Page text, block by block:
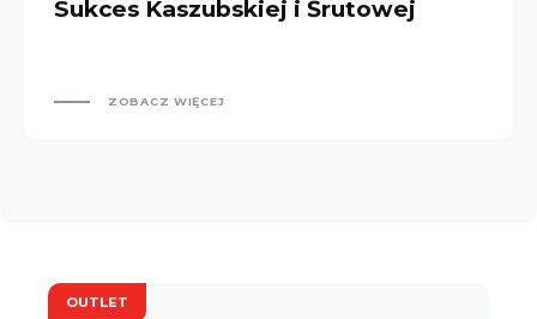
Sukces Kaszubskiej i Śrutowej
ZOBACZ WIĘCEJ
OUTLET